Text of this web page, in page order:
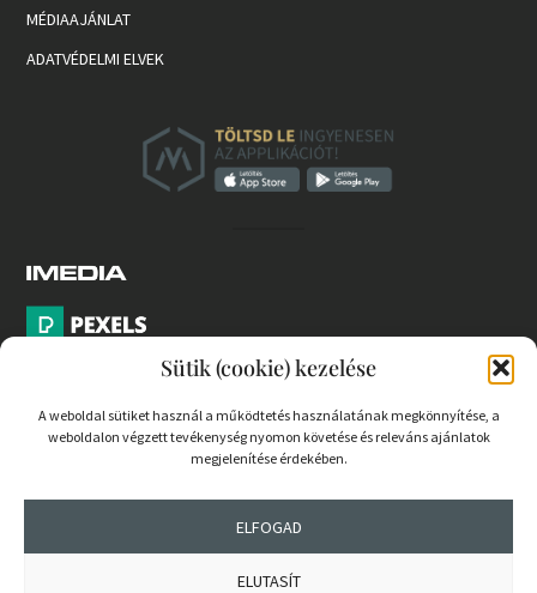
Sütik (cookie) kezelése
A weboldal sütiket használ a működtetés használatának megkönnyítése, a
weboldalon végzett tevékenység nyomon követése és releváns ajánlatok
megjelenítése érdekében.
ELFOGAD
ELUTASÍT
MÉDIAAJÁNLAT
ADATVÉDELMI ELVEK
PARTNEREK